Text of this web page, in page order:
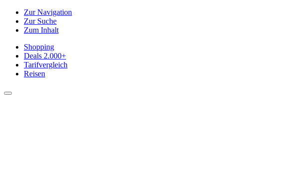
Zur Navigation
Zur Suche
Zum Inhalt
Shopping
Deals 2.000+
Tarifvergleich
Reisen